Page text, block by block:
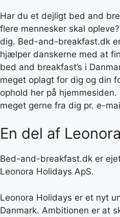
Har du et dejligt bed and
flere mennesker skal
dig. Bed-and-breakfast.dk
hjælper danskerne med at
bed and breakfast’s i
meget oplagt for dig og din
ophold her på
meget gerne fra dig pr. e-
En del af
Bed-and-breakfast.dk er
Leonora Holidays ApS.
Leonora Holidays er et nyt
Danmark. Ambitionen er at